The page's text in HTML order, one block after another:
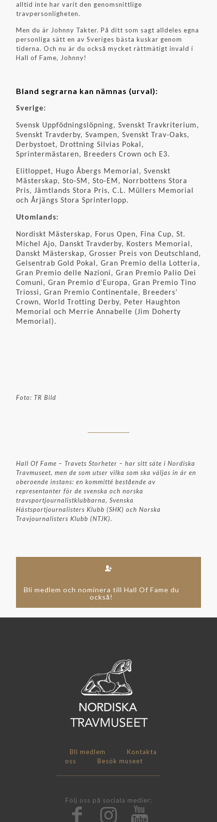
alltid inte har varit den genomsnittlige
travpersonligheten.
Men du är Johnny Takter. På ditt som sagt alldeles egna
personliga sätt en av Sveriges bästa kuskar genom
tiderna. Och nu är du också mycket rättmätigt invald i
Hall of Fame, Johnny!
Bland segrarna kan nämnas (urval):
Sverige:
Svensk Uppfödningslöpning, Svenskt Travkriterium,
Svenskt Travderby, Svampen, Svenskt Trav-Oaks,
Derbystoet, Drottning Silvias Pokal,
Sprintermästaren, Breeders Crown och E3.
Elitloppet, Hugo Åbergs Memorial, Svenskt
Mästerskap, Sto-SM, Sto-EM, Norrbottens Stora
Pris, Jämtlands Stora Pris, C.L. Müllers Memorial
och Årjängs Stora Sprinterlopp.
Utomlands:
Nordiskt Mästerskap, Forus Open, Fina Cup, St.
Michel Ajo, Danskt Travderby, Kosters Memorial,
Danskt Mästerskap, Grosser Preis von Deutschland,
Gelsentrab Gold Pokal, Gran Premio della Lotteria,
Gran Premio delle Nazioni, Gran Premio Palio Dei
Comuni, Gran Premio d’Europa, Gran Premio Tino
Triossi, Gran Premio Continentale, Breeders’
Crown, World Trotting Derby, Peter Haughton
Memorial och Merrie Annabelle (Jim Doherty
Memorial).
Foto: TR Bild
Hall Of Fame – Travets Storheter – har sitt säte i Nordiska
Travmuseet, men de som utser vilka som ska väljas in är en
oberoende instans: en kommitté bestående av
representanter för de svenska och norska
travsportjournalistklubbarna, Svenska
Hästsportjournalisters Klubb (SHK) och Norska
Travjournalisters Klubb (NTJK).
Bli medlem och nominera till Hall Of Fame du
också!
Bli medlem
Kontakta
oss
Besök museet
Följ oss på sociala medier: